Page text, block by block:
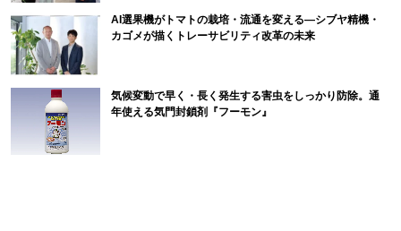
AI選果機がトマトの栽培・流通を変える―シブヤ精機・
カゴメが描くトレーサビリティ改革の未来
気候変動で早く・長く発生する害虫をしっかり防除。通
年使える気門封鎖剤『フーモン』